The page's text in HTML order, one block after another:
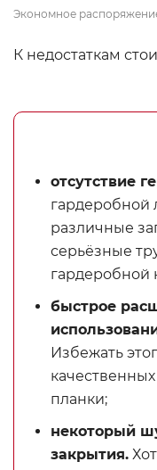
Экономное
К недостаткам
отсутствие
гардеробной
различные
серьёзные
гардеробной
быстрое
Избежать
планки;
некоторый
закрытия.